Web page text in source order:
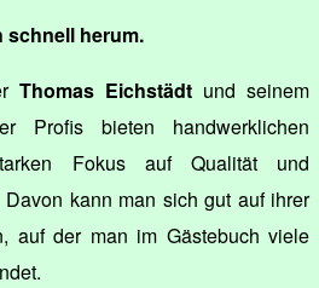
schnell herum.
Thomas Eichstädt und seinem
Profis bieten handwerklichen
Fokus auf Qualität und
kann man sich gut auf ihrer
auf der man im Gästebuch viele